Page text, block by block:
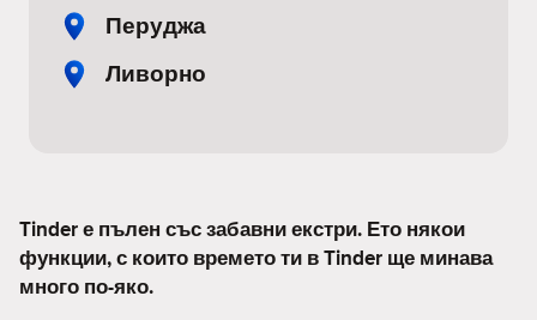
Перуджа
Ливорно
Tinder е пълен със забавни екстри. Ето някои
функции, с които времето ти в Tinder ще минава
много по-яко.